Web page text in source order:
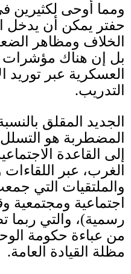
ومما أوحى لكثيرين
حفتر يمكن أن يدخل
الخلاف ومظاهر
بل إن هناك مؤشرات
العسكرية عبر توريد
التدريب.
الجديد المقلق
المضطربة هو
إلى القاعدة
الغرب، عبر
والملتقيات التي
اجتماعية ومجتمعية
رسمية)، والتي ربما
من عباءة حكومة
مظلة القيادة العامة.